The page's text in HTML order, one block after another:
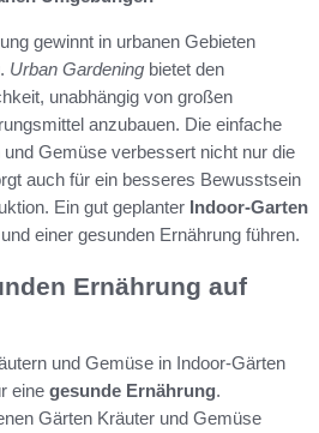
gewinnt in urbanen Gebieten
Urban Gardening bietet den
unabhängig von großen
anzubauen. Die einfache
Gemüse verbessert nicht nur die
auch für ein besseres Bewusstsein
Ein gut geplanter Indoor-Garten
einer gesunden Ernährung führen.
Ernährung auf
und Gemüse in Indoor-Gärten
eine gesunde Ernährung.
Gärten Kräuter und Gemüse